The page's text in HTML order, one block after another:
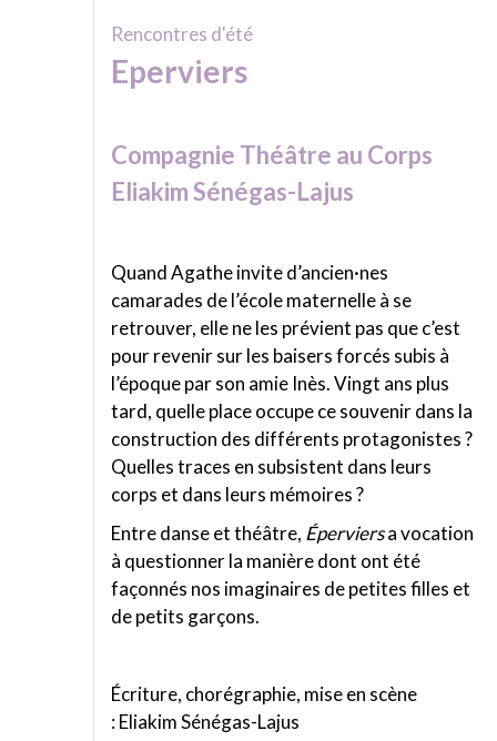
Rencontres d'été
Eperviers
Compagnie Théâtre au Corps
Eliakim Sénégas-Lajus
Quand Agathe invite d’ancien·nes
camarades de l’école maternelle à se
retrouver, elle ne les prévient pas que c’est
pour revenir sur les baisers forcés subis à
l’époque par son amie Inès. Vingt ans plus
tard, quelle place occupe ce souvenir dans la
construction des différents protagonistes ?
Quelles traces en subsistent dans leurs
corps et dans leurs mémoires ?
Entre danse et théâtre, Éperviersa vocation
à questionner la manière dont ont été
façonnés nos imaginaires de petites filles et
de petits garçons.
Écriture, chorégraphie, mise en scène
: Eliakim Sénégas-Lajus